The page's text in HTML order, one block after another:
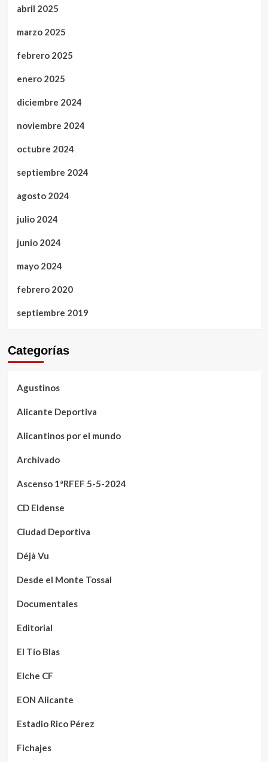
abril 2025
marzo 2025
febrero 2025
enero 2025
diciembre 2024
noviembre 2024
octubre 2024
septiembre 2024
agosto 2024
julio 2024
junio 2024
mayo 2024
febrero 2020
septiembre 2019
Categorías
Agustinos
Alicante Deportiva
Alicantinos por el mundo
Archivado
Ascenso 1ªRFEF 5-5-2024
CD Eldense
Ciudad Deportiva
Déjà Vu
Desde el Monte Tossal
Documentales
Editorial
El Tío Blas
Elche CF
EON Alicante
Estadio Rico Pérez
Fichajes